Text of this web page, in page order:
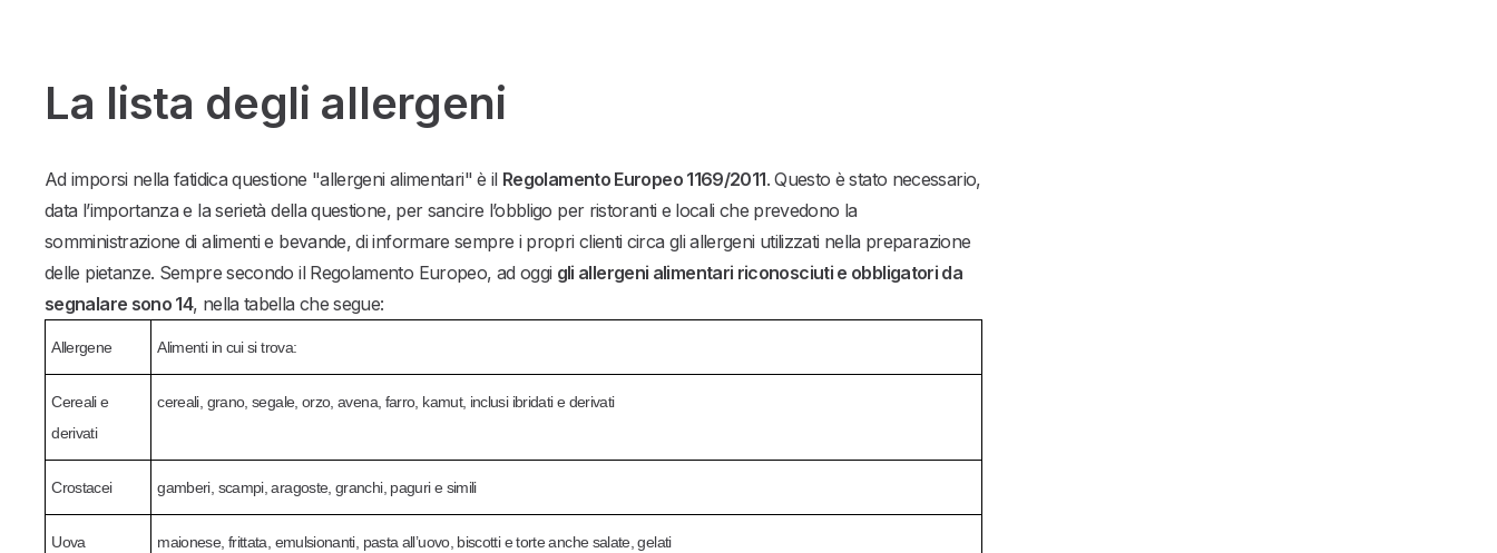
La lista degli allergeni
Ad imporsi nella fatidica questione "allergeni alimentari" è il Regolamento Europeo 1169/2011. Questo è stato necessario,
data l’importanza e la serietà della questione, per sancire l’obbligo per ristoranti e locali che prevedono la
somministrazione di alimenti e bevande, di informare sempre i propri clienti circa gli allergeni utilizzati nella preparazione
delle pietanze. Sempre secondo il Regolamento Europeo, ad oggi gli allergeni alimentari riconosciuti e obbligatori da
segnalare sono 14, nella tabella che segue:
Allergene Alimenti in cui si trova:
Cereali e
derivati
cereali, grano, segale, orzo, avena, farro, kamut, inclusi ibridati e derivati
Crostacei gamberi, scampi, aragoste, granchi, paguri e simili
Uova maionese, frittata, emulsionanti, pasta all’uovo, biscotti e torte anche salate, gelati